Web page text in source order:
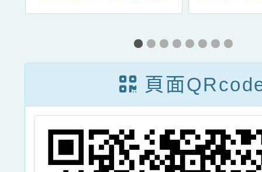
「有原『繪』幸
福」海報電子檔
1份，請惠予協
助宣傳並鼓勵原
住民族家庭參
加，請查照。
域職
驗育
畫及
請貴
並鼓
參加
頁面